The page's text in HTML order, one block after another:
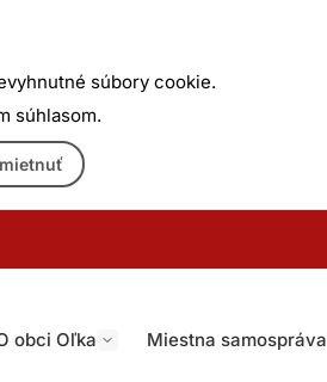
súbory cookie.
súhlasom.
obci Oľka Miestna samospráva